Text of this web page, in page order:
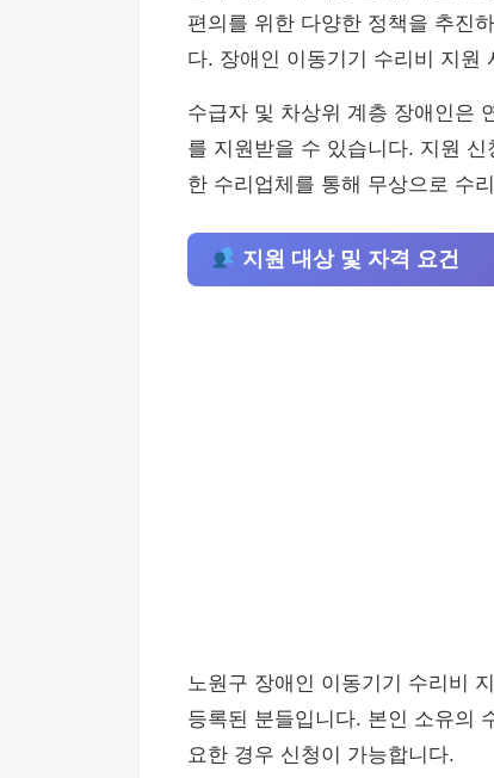
편의를 위한 다양한 정책을 추진
다. 장애인 이동기기 수리비 지원
수급자 및 차상위 계층 장애인은
를 지원받을 수 있습니다. 지원
한 수리업체를 통해 무상으로 수
지원 대상 및 자격 요건
노원구 장애인 이동기기 수리비
등록된 분들입니다. 본인 소유의
요한 경우 신청이 가능합니다.